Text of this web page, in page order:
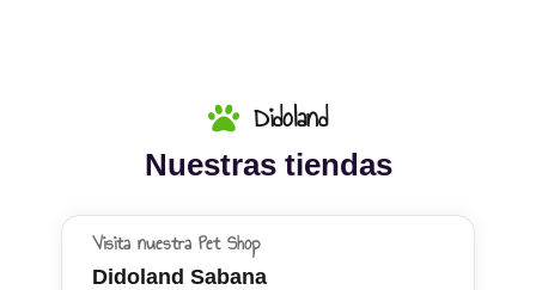
Didoland
Nuestras tiendas
Visita nuestra Pet Shop
Didoland Sabana